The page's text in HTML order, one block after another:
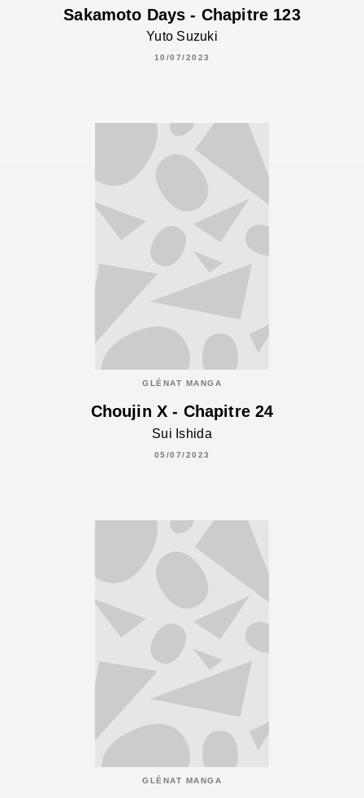
Sakamoto Days - Chapitre 123
Yuto Suzuki
10/07/2023
GLÉNAT MANGA
Choujin X - Chapitre 24
Sui Ishida
05/07/2023
GLÉNAT MANGA